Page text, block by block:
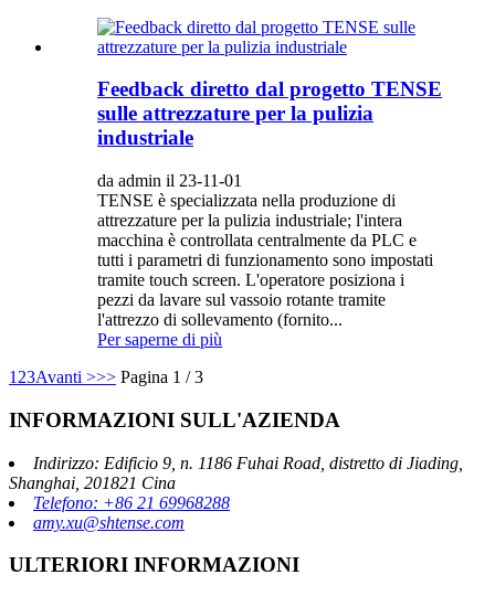
Feedback diretto dal progetto TENSE
sulle attrezzature per la pulizia
industriale
da admin il 23-11-01
TENSE è specializzata nella produzione di
attrezzature per la pulizia industriale; l'intera
macchina è controllata centralmente da PLC e
tutti i parametri di funzionamento sono impostati
tramite touch screen. L'operatore posiziona i
pezzi da lavare sul vassoio rotante tramite
l'attrezzo di sollevamento (fornito...
Per saperne di più
1 23Avanti >>> Pagina 1 / 3
INFORMAZIONI SULL'AZIENDA
Indirizzo: Edificio 9, n. 1186 Fuhai Road, distretto di Jiading,
Shanghai, 201821 Cina
Telefono: +86 21 69968288
amy.xu@shtense.com
ULTERIORI INFORMAZIONI